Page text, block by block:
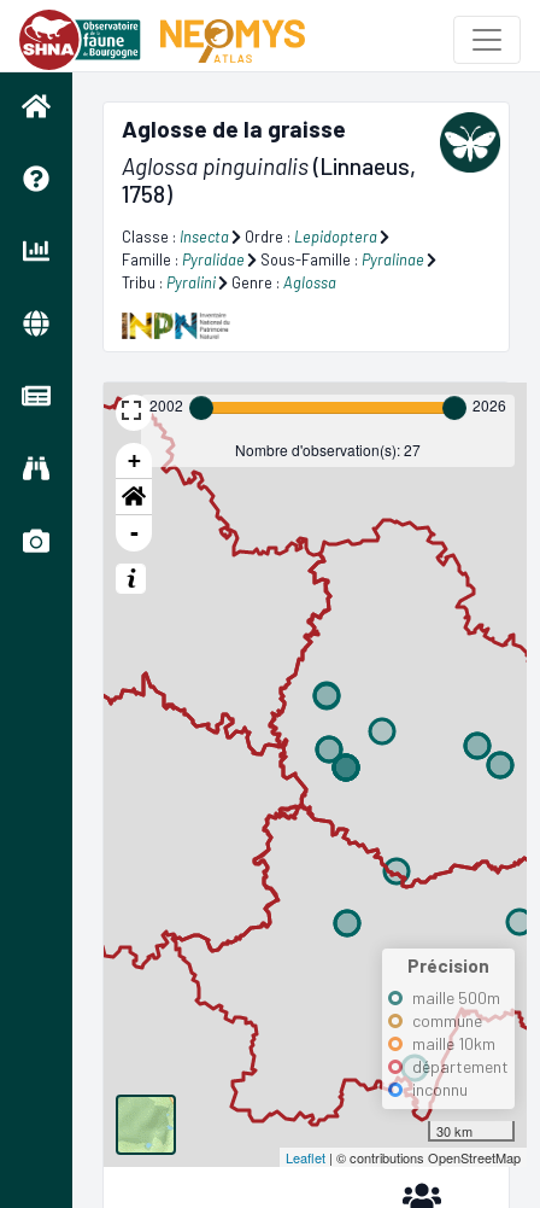
Aglosse de la graisse
Aglossa pinguinalis(Linnaeus,
1758)
Classe : Insecta Ordre : Lepidoptera
Famille : Pyralidae Sous-Famille : Pyralinae
Tribu : Pyralini Genre : Aglossa
+
-
2002 2026
Nombre d'observation(s): 27
Précision
maille 500m
commune
maille 10km
département
inconnu
30 km
Leaflet | © contributions OpenStreetMap